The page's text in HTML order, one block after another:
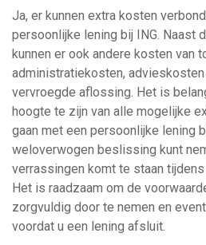
Ja, er kunnen extra kosten
persoonlijke lening bij ING. Naast
kunnen er ook andere kosten van
administratiekosten,
vervroegde aflossing. Het is
hoogte te zijn van alle mogelijke
gaan met een persoonlijke lening
weloverwogen beslissing kunt
verrassingen komt te staan
Het is raadzaam om de
zorgvuldig door te nemen en
voordat u een lening afsluit.